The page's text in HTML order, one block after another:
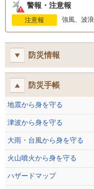
警報・注意報
注意報
強風、波浪
防災情報
防災手帳
地震から身を守る
津波から身を守る
大雨・台風から身を守る
火山噴火から身を守る
ハザードマップ